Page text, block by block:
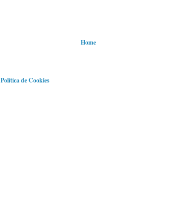
Home
Política de Cookies